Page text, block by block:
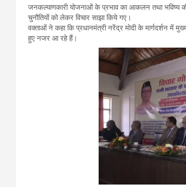
जनकल्याणकारी योजनाओं के प्रभाव का आकलन तथा भविष्य की
चुनौतियों को लेकर विचार साझा किये गए।
वक्ताओं ने कहा कि प्रधानमंत्री नरेंद्र मोदी के मार्गदर्शन में
हुए नजर आ रहे हैं।